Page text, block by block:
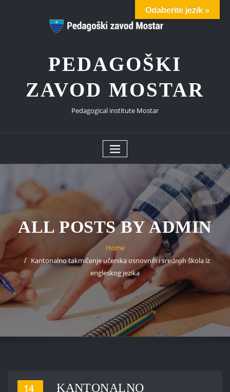
PEDAGOŠKI
ZAVOD MOSTAR
Pedagogical institute Mostar
ALL POSTS BY ADMIN
Home
Kantonalno takmičenje učenika osnovnih i srednjih škola iz
engleskog jezika
14
KANTONALNO
Odaberite jezik »